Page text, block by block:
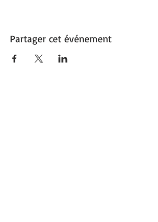
Partager cet événement